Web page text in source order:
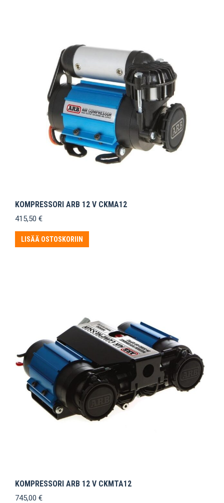
KOMPRESSORI ARB 12 V CKMA12
415,50 €
LISÄÄ OSTOSKORIIN
KOMPRESSORI ARB 12 V CKMTA12
745,00 €